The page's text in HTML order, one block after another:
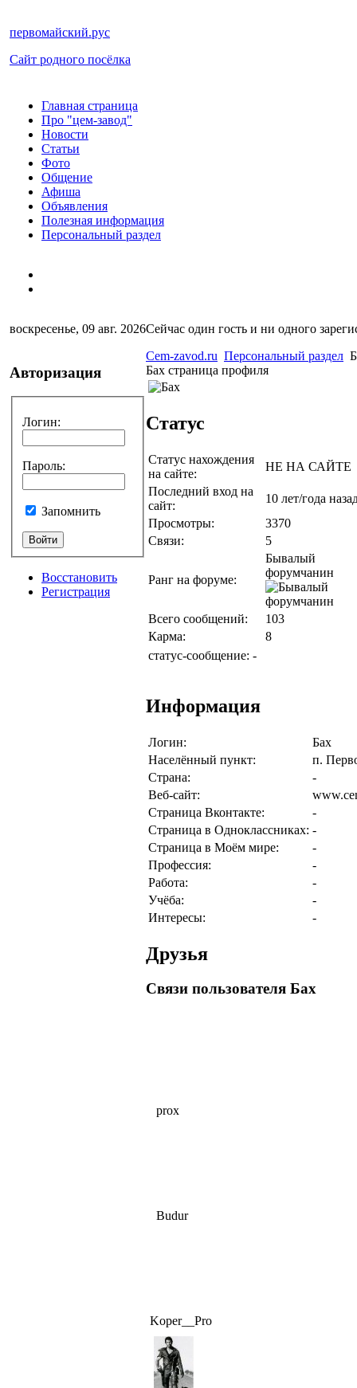
первомайский.рус
Сайт родного посёлка
Главная страница
Про "цем-завод"
Новости
Статьи
Фото
Общение
Афиша
Объявления
Полезная информация
Персональный раздел
воскресенье, 09 авг. 2026Сейчас один гость и ни одного
Авторизация
Логин:
Пароль:
Запомнить
Восстановить
Регистрация
Cem-zavod.ru Персональный раздел
Бах страница профиля
Статус
Статус нахождения
на сайте:
НЕ НА САЙТЕ
Последний вход на
сайт:
10 лет/года
Просмотры:
3370
Связи:
5
Ранг на форуме:
Бывалый
форумчанин
Всего сообщений:
103
Карма:
8
статус-сообщение: -
Информация
Логин:
Бах
Населённый пункт:
п.
Страна:
-
Веб-сайт:
Страница Вконтакте:
-
Страница в Одноклассниках: -
Страница в Моём мире:
-
Профессия:
-
Работа:
-
Учёба:
-
Интересы:
-
Друзья
Связи пользователя Бах
prox
Budur
Koper__Pro